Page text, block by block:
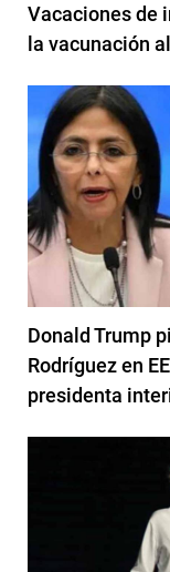
Vacaciones de
la vacunación
Donald Trump
Rodríguez en
presidenta